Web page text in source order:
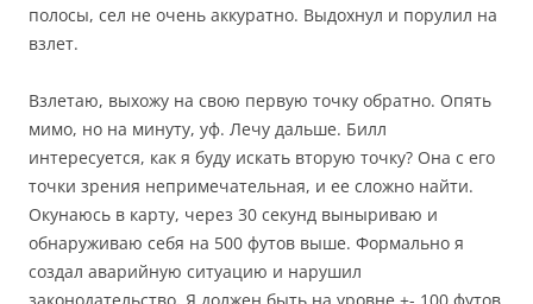
полосы, сел не очень аккуратно. Выдохнул и порулил на
взлет.
Взлетаю, выхожу на свою первую точку обратно. Опять
мимо, но на минуту, уф. Лечу дальше. Билл
интересуется, как я буду искать вторую точку? Она с его
точки зрения непримечательная, и ее сложно найти.
Окунаюсь в карту, через 30 секунд выныриваю и
обнаруживаю себя на 500 футов выше. Формально я
создал аварийную ситуацию и нарушил